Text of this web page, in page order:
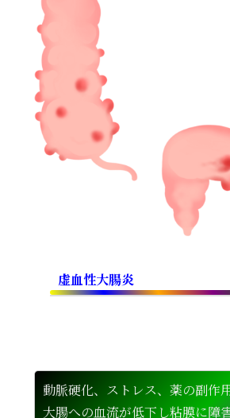
虚血性大腸炎
動脈硬化、ストレス、薬の副作
大腸への血流が低下し粘膜に障